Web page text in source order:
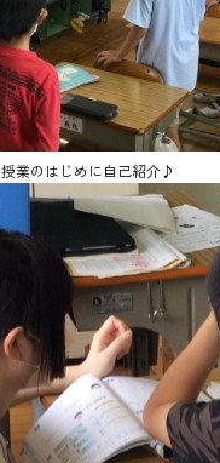
授業のはじめに自己紹介♪